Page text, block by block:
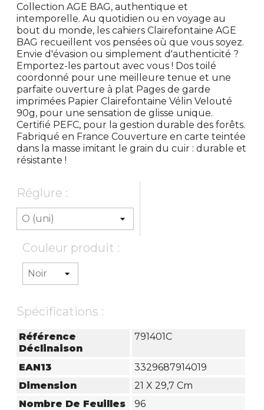
Collection AGE BAG, authentique et
intemporelle. Au quotidien ou en voyage au
bout du monde, les cahiers Clairefontaine AGE
BAG recueillent vos pensées où que vous soyez.
Envie d'évasion ou simplement d'authenticité ?
Emportez-les partout avec vous ! Dos toilé
coordonné pour une meilleure tenue et une
parfaite ouverture à plat Pages de garde
imprimées Papier Clairefontaine Vélin Velouté
90g, pour une sensation de glisse unique.
Certifié PEFC, pour la gestion durable des forêts.
Fabriqué en France Couverture en carte teintée
dans la masse imitant le grain du cuir : durable et
résistante !
Réglure :
Couleur produit :
Spécifications :
Référence
Déclinaison
791401C
EAN13
3329687914019
Dimension
21 X 29,7 Cm
Nombre De Feuilles
96